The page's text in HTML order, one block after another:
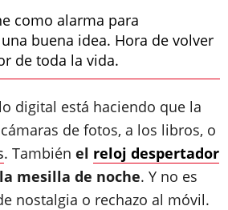
como alarma para
buena idea. Hora de volver
de toda la vida.
digital está haciendo que la
de fotos, a los libros, o
. También el reloj despertador
mesilla de noche. Y no es
nostalgia o rechazo al móvil.